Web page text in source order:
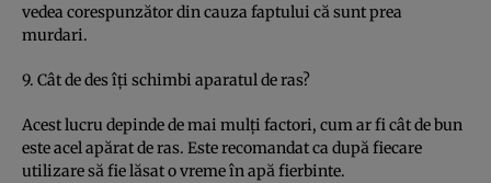
vedea corespunzător din cauza faptului că sunt prea
murdari.
9. Cât de des îţi schimbi aparatul de ras?
Acest lucru depinde de mai mulţi factori, cum ar fi cât de bun
este acel apărat de ras. Este recomandat ca după fiecare
utilizare să fie lăsat o vreme în apă fierbinte.